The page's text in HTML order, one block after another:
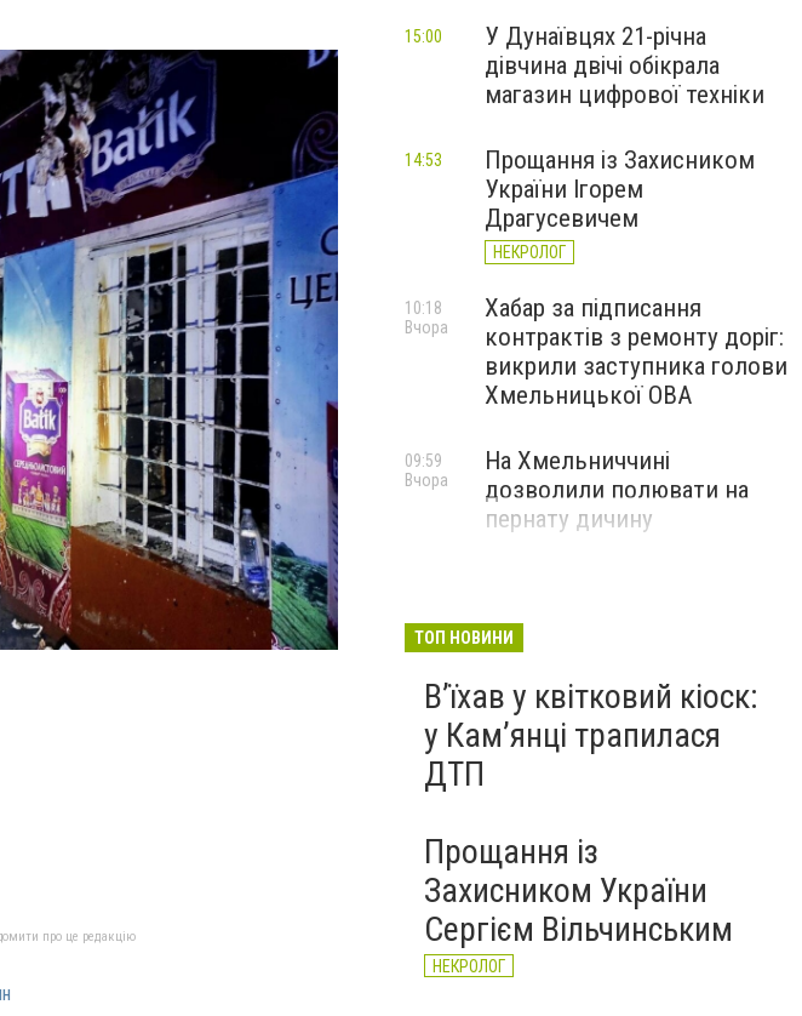
Фото: порятунку 101 Кам'янця-Подільського
про це редакцію
У Дунаївцях 21-річна
дівчина двічі обікрала
магазин цифрової техніки
15:00
Прощання із Захисником
України Ігорем
Драгусевичем
НЕКРОЛОГ
14:53
Хабар за підписання
контрактів з ремонту доріг:
викрили заступника голови
Хмельницької ОВА
10:18
Вчора
На Хмельниччині
дозволили полювати на
пернату дичину
09:59
Вчора
ТОП НОВИНИ
Вʼїхав у квітковий кіоск:
у Камʼянці трапилася
ДТП
Прощання із
Захисником України
Сергієм Вільчинським
НЕКРОЛОГ